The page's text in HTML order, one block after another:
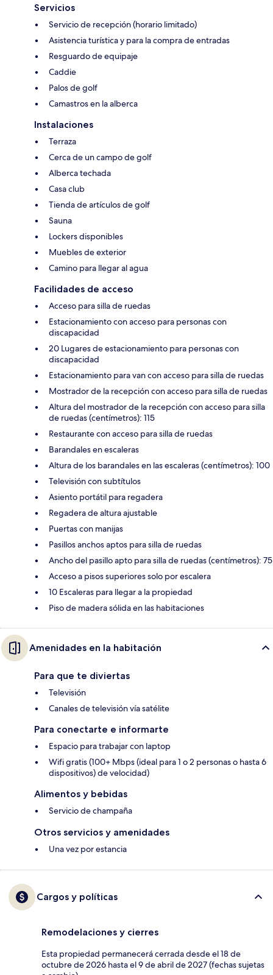
Servicios
Servicio de recepción (horario limitado)
Asistencia turística y para la compra de entradas
Resguardo de equipaje
Caddie
Palos de golf
Camastros en la alberca
Instalaciones
Terraza
Cerca de un campo de golf
Alberca techada
Casa club
Tienda de artículos de golf
Sauna
Lockers disponibles
Muebles de exterior
Camino para llegar al agua
Facilidades de acceso
Acceso para silla de ruedas
Estacionamiento con acceso para personas con
discapacidad
20 Lugares de estacionamiento para personas con
discapacidad
Estacionamiento para van con acceso para silla de ruedas
Mostrador de la recepción con acceso para silla de ruedas
Altura del mostrador de la recepción con acceso para silla
de ruedas (centímetros): 115
Restaurante con acceso para silla de ruedas
Barandales en escaleras
Altura de los barandales en las escaleras (centímetros): 100
Televisión con subtítulos
Asiento portátil para regadera
Regadera de altura ajustable
Puertas con manijas
Pasillos anchos aptos para silla de ruedas
Ancho del pasillo apto para silla de ruedas (centímetros): 75
Acceso a pisos superiores solo por escalera
10 Escaleras para llegar a la propiedad
Piso de madera sólida en las habitaciones
Amenidades en la habitación
Para que te diviertas
Televisión
Canales de televisión vía satélite
Para conectarte e informarte
Espacio para trabajar con laptop
Wifi gratis (100+ Mbps (ideal para 1 o 2 personas o hasta 6
dispositivos) de velocidad)
Alimentos y bebidas
Servicio de champaña
Otros servicios y amenidades
Una vez por estancia
Cargos y políticas
Remodelaciones y cierres
Esta propiedad permanecerá cerrada desde el 18 de
octubre de 2026 hasta el 9 de abril de 2027 (fechas sujetas